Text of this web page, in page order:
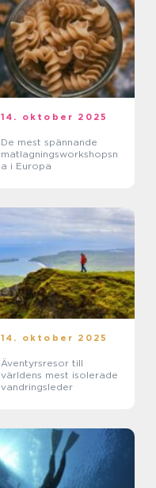
14. oktober 2025
De mest spännande
matlagningsworkshopsn
a i Europa
14. oktober 2025
Äventyrsresor till
världens mest isolerade
vandringsleder